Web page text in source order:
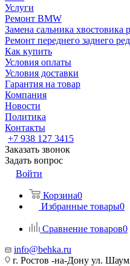
Услуги
Ремонт BMW
Замена сальника хвостовика
Ремонт переднего заднего
Как купить
Условия оплаты
Условия доставки
Гарантия на товар
Компания
Новости
Политика
Контакты
+7 938 127 3415
Заказать звонок
Задать вопрос
Войти
Корзина0
Избранные товары0
Сравнение товаров0
info@behka.ru
г. Ростов -на-Дону ул.